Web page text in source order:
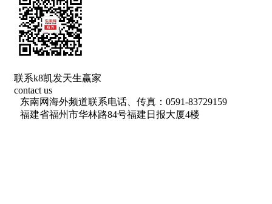
联系k8凯发天生赢家
contact us
东南网海外频道联系电话、传真：0591-83729159
福建省福州市华林路84号福建日报大厦4楼